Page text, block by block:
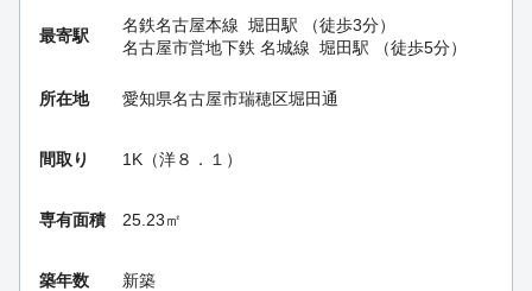
最寄駅
名鉄名古屋本線 堀田駅 （徒歩3分）
名古屋市営地下鉄 名城線 堀田駅 （徒歩5分）
所在地 愛知県名古屋市瑞穂区堀田通
間取り 1K（洋８．１）
専有面積 25.23㎡
築年数 新築